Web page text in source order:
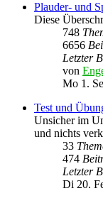
Plauder- und
Diese
748
6656
Letzter
von
Mo 1.
Test und
Unsicher im
und nichts
33
474
Letzter
Di 20.